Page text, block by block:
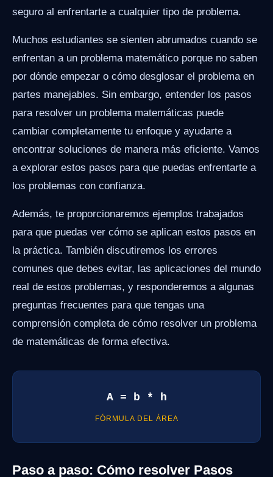
seguro al enfrentarte a cualquier tipo de problema.
Muchos estudiantes se sienten abrumados cuando se
enfrentan a un problema matemático porque no saben
por dónde empezar o cómo desglosar el problema en
partes manejables. Sin embargo, entender los pasos
para resolver un problema matemáticas puede
cambiar completamente tu enfoque y ayudarte a
encontrar soluciones de manera más eficiente. Vamos
a explorar estos pasos para que puedas enfrentarte a
los problemas con confianza.
Además, te proporcionaremos ejemplos trabajados
para que puedas ver cómo se aplican estos pasos en
la práctica. También discutiremos los errores
comunes que debes evitar, las aplicaciones del mundo
real de estos problemas, y responderemos a algunas
preguntas frecuentes para que tengas una
comprensión completa de cómo resolver un problema
de matemáticas de forma efectiva.
A = b * h
FÓRMULA DEL ÁREA
Paso a paso: Cómo resolver Pasos